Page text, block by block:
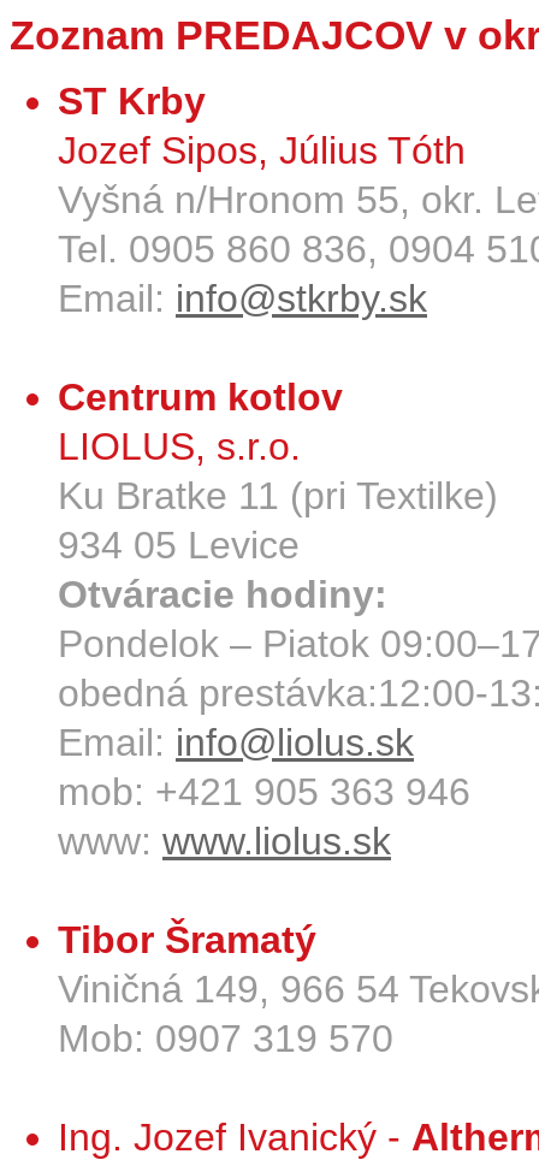
Zoznam PREDAJCOV v
ST Krby
Jozef Sipos, Július Tóth
Vyšná n/Hronom 55, okr.
Tel. 0905 860 836, 0904
Email: info@stkrby.sk
Centrum kotlov
LIOLUS, s.r.o.
Ku Bratke 11 (pri Textilke)
934 05 Levice
Otváracie hodiny:
Pondelok – Piatok
obedná prestávka:12:00-
Email: info@liolus.sk
mob: +421 905 363 946
www: www.liolus.sk
Tibor Šramatý
Viničná 149, 966 54
Mob: 0907 319 570
Ing. Jozef Ivanický -